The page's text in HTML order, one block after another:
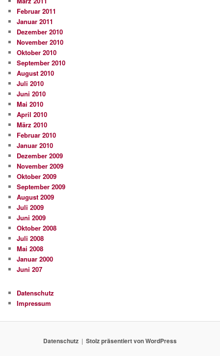
Februar 2011
Januar 2011
Dezember 2010
November 2010
Oktober 2010
September 2010
August 2010
Juli 2010
Juni 2010
Mai 2010
April 2010
März 2010
Februar 2010
Januar 2010
Dezember 2009
November 2009
Oktober 2009
September 2009
August 2009
Juli 2009
Juni 2009
Oktober 2008
Juli 2008
Mai 2008
Januar 2000
Juni 207
Datenschutz
Impressum
Datenschutz Stolz präsentiert von WordPress